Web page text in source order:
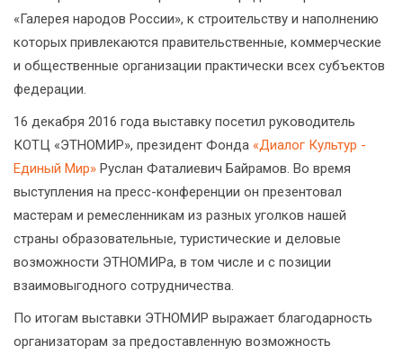
«Галерея народов России», к строительству и наполнению
которых привлекаются правительственные, коммерческие
и общественные организации практически всех субъектов
федерации.
16 декабря 2016 года выставку посетил руководитель
КОТЦ «ЭТНОМИР», президент Фонда «Диалог Культур -
Единый Мир» Руслан Фаталиевич Байрамов. Во время
выступления на пресс-конференции он презентовал
мастерам и ремесленникам из разных уголков нашей
страны образовательные, туристические и деловые
возможности ЭТНОМИРа, в том числе и с позиции
взаимовыгодного сотрудничества.
По итогам выставки ЭТНОМИР выражает благодарность
организаторам за предоставленную возможность